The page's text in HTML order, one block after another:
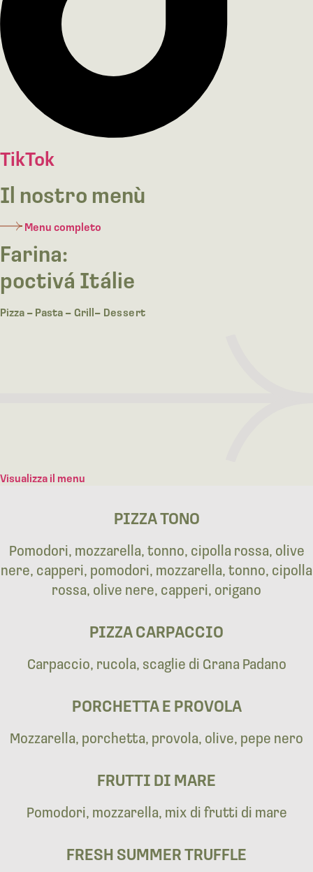
TikTok
Il nostro menù
Menu completo
Farina:
poctivá Itálie
Pizza–Pasta–Grill– Dessert
Visualizza il menu
PIZZA TONO
Pomodori, mozzarella, tonno, cipolla rossa, olive
nere, capperi, pomodori, mozzarella, tonno, cipolla
rossa, olive nere, capperi, origano
PIZZA CARPACCIO
Carpaccio, rucola, scaglie di Grana Padano
PORCHETTA E PROVOLA
Mozzarella, porchetta, provola, olive, pepe nero
FRUTTI DI MARE
Pomodori, mozzarella, mix di frutti di mare
FRESH SUMMER TRUFFLE